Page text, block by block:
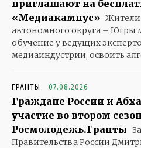
приглашают на
«Медиакампус» Жители
автономного округа – Югры
обучение у ведущих
медиаиндустрии, освоить
ГРАНТЫ 07.08.2026
Граждане России и
участие во втором
Росмолодежь.Гранты
Правительства России